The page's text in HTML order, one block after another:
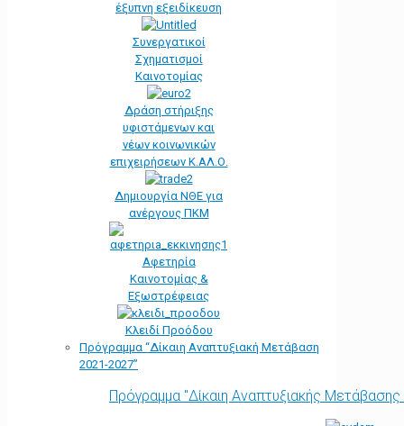
έξυπνη εξειδίκευση
Συνεργατικοί
Σχηματισμοί
Καινοτομίας
Δράση στήριξης
υφιστάμενων και
νέων κοινωνικών
επιχειρήσεων Κ.ΑΛ.Ο.
Δημιουργία ΝΘΕ για
ανέργους ΠΚΜ
Αφετηρία
Kαινοτομίας &
Εξωστρέφειας
Κλειδί Προόδου
Πρόγραμμα “Δίκαιη Αναπτυξιακή Μετάβαση
2021-2027”
Πρόγραμμα "Δίκαιη Αναπτυξιακής